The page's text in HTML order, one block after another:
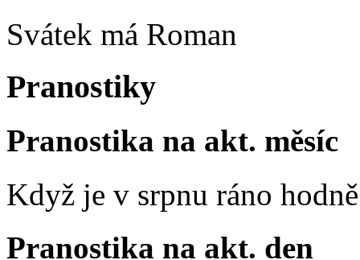
Svátek má Roman
Pranostiky
Pranostika na akt. měsíc
Když je v srpnu ráno
Pranostika na akt. den